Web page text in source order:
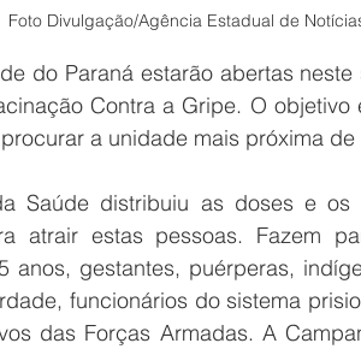
Foto Divulgação/Agência Estadual de
do Paraná estarão abertas
Contra a Gripe. O
a unidade mais próxima
Saúde distribuiu as doses e os
atrair estas pessoas. Fazem
anos, gestantes, puérperas,
funcionários do sistema
das Forças Armadas. A